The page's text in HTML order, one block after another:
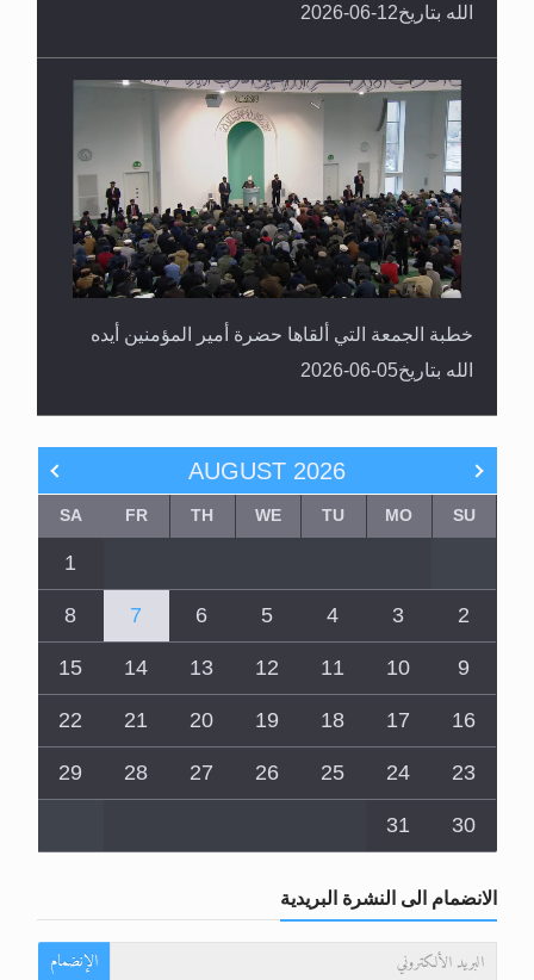
الله بتاريخ12-06-2026
خطبة الجمعة التي ألقاها حضرة أمير المؤمنين أيده
الله بتاريخ05-06-2026
AUGUST 2026
SU
MO
TU
WE
TH
FR
SA
1
2
3
4
5
6
7
8
9
10
11
12
13
14
15
16
17
18
19
20
21
22
23
24
25
26
27
28
29
30
31
الانضمام الى النشرة البريدية
الإنضمام